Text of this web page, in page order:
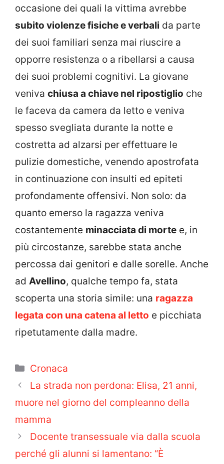
occasione dei quali la vittima avrebbe
subito violenze fisiche e verbali da parte
dei suoi familiari senza mai riuscire a
opporre resistenza o a ribellarsi a causa
dei suoi problemi cognitivi. La giovane
veniva chiusa a chiave nel ripostiglio che
le faceva da camera da letto e veniva
spesso svegliata durante la notte e
costretta ad alzarsi per effettuare le
pulizie domestiche, venendo apostrofata
in continuazione con insulti ed epiteti
profondamente offensivi. Non solo: da
quanto emerso la ragazza veniva
costantemente minacciata di morte e, in
più circostanze, sarebbe stata anche
percossa dai genitori e dalle sorelle. Anche
ad Avellino, qualche tempo fa, stata
scoperta una storia simile: una ragazza
legata con una catena al letto e picchiata
ripetutamente dalla madre.
Categorie
Cronaca
La strada non perdona: Elisa, 21 anni,
muore nel giorno del compleanno della
mamma
Docente transessuale via dalla scuola
perché gli alunni si lamentano: “È